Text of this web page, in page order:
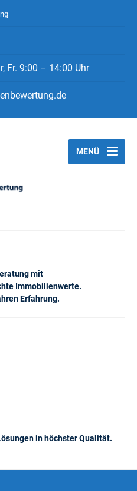
Fr. 9:00 – 14:00 Uhr
mit
Immobilienwerte.
Erfahrung.
MENÜ
in höchster Qualität.